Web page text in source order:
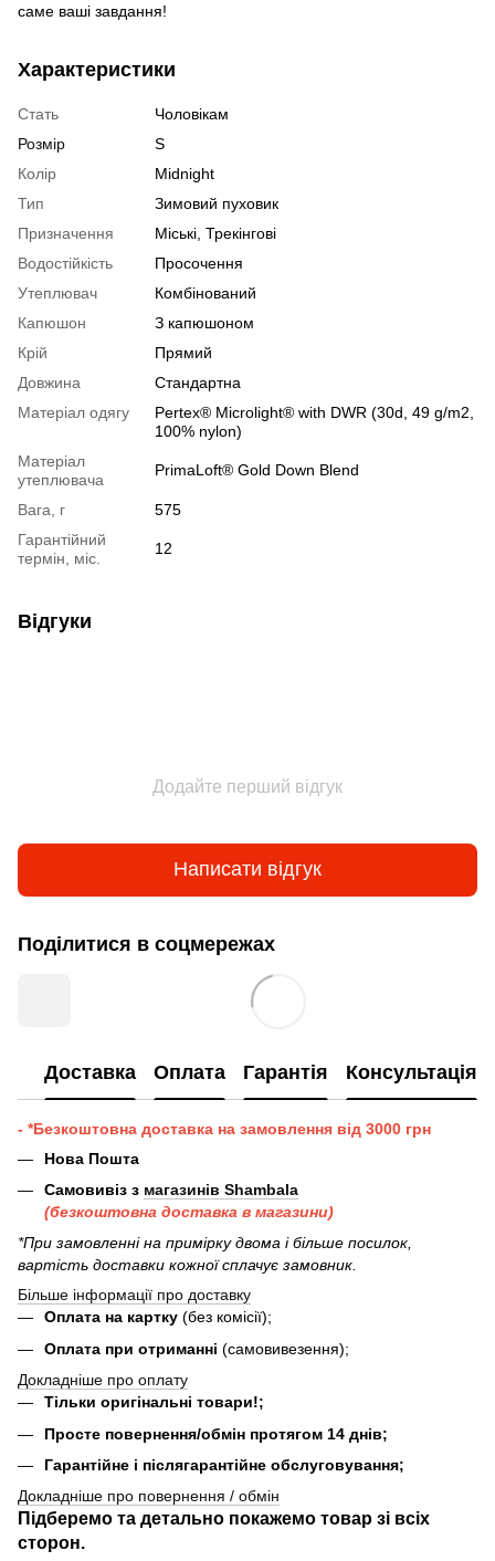
саме ваші завдання!
Характеристики
Стать
Чоловікам
Розмір
S
Колір
Midnight
Тип
Зимовий пуховик
Призначення
Міські, Трекінгові
Водостійкість
Просочення
Утеплювач
Комбінований
Капюшон
З капюшоном
Крій
Прямий
Довжина
Стандартна
Матеріал одягу
Pertex® Microlight® with DWR (30d, 49 g/m2,
100% nylon)
Матеріал
утеплювача
PrimaLoft® Gold Down Blend
Вага, г
575
Гарантійний
термін, міс.
12
Відгуки
Додайте перший відгук
Написати відгук
Поділитися в соцмережах
Доставка Оплата Гарантія Консультація
- *Безкоштовна доставка на замовлення від 3000 грн
Нова Пошта
Самовивіз з магазинів Shambala
(безкоштовна доставка в магазини)
*При замовленні на примірку двома і більше посилок,
вартість доставки кожної сплачує замовник.
Більше інформації про доставку
Оплата на картку (без комісії);
Оплата при отриманні (самовивезення);
Докладніше про оплату
Тільки оригінальні товари!;
Просте повернення/обмін протягом 14 днів;
Гарантійне і післягарантійне обслуговування;
Докладніше про повернення / обмін
Підберемо та детально покажемо товар зі всіх
сторон.